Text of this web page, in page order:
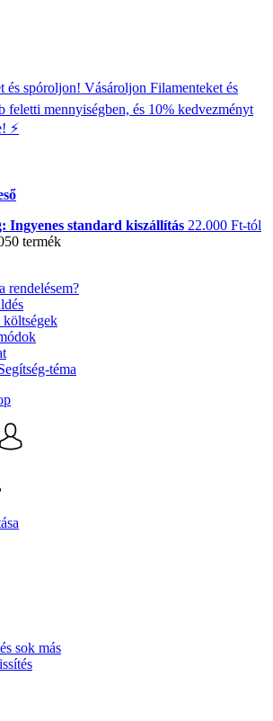
és spóroljon! Vásároljon Filamenteket és
feletti mennyiségben, és 10% kedvezményt
⚡️
Ingyenes standard kiszállítás 22.000 Ft-tól
termék
rendelésem?
költségek
téma
sok más